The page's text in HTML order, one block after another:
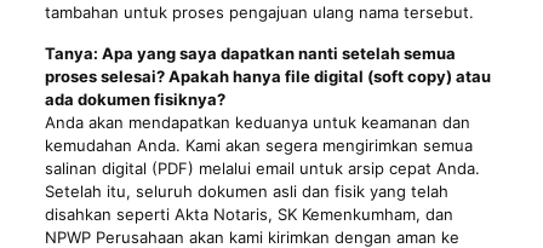
tambahan untuk proses pengajuan ulang nama tersebut.
Tanya: Apa yang saya dapatkan nanti setelah semua
proses selesai? Apakah hanya file digital (soft copy) atau
ada dokumen fisiknya?
Anda akan mendapatkan keduanya untuk keamanan dan
kemudahan Anda. Kami akan segera mengirimkan semua
salinan digital (PDF) melalui email untuk arsip cepat Anda.
Setelah itu, seluruh dokumen asli dan fisik yang telah
disahkan seperti Akta Notaris, SK Kemenkumham, dan
NPWP Perusahaan akan kami kirimkan dengan aman ke